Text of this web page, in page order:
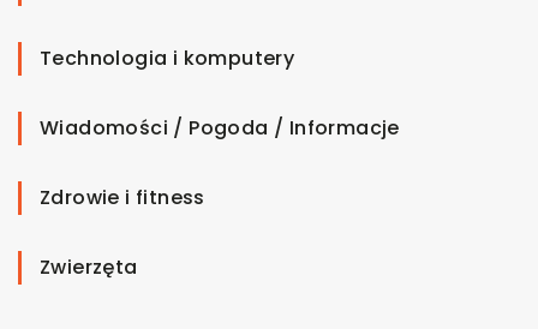
Technologia i komputery
Wiadomości / Pogoda / Informacje
Zdrowie i fitness
Zwierzęta